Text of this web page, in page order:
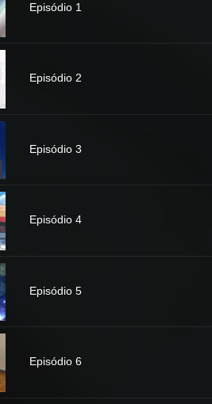
Episódio 1
Episódio 2
Episódio 3
Episódio 4
Episódio 5
Episódio 6